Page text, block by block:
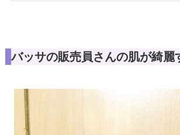
バッサの販売員さんの肌が綺麗